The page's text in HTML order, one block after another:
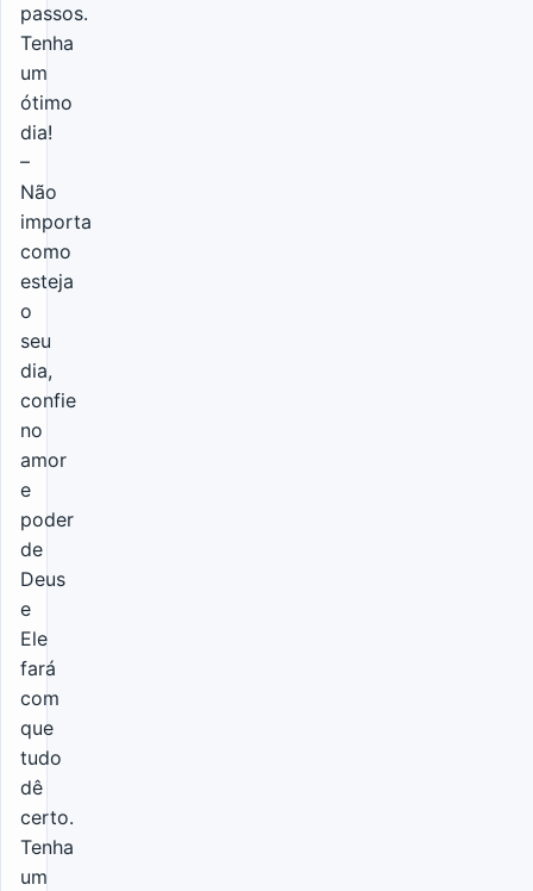
passos.
Tenha
um
ótimo
dia!
–
Não
importa
como
esteja
o
seu
dia,
confie
no
amor
e
poder
de
Deus
e
Ele
fará
com
que
tudo
dê
certo.
Tenha
um